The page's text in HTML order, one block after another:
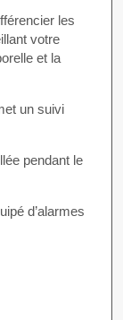
les
votre
et la
un suivi
pendant le
d’alarmes